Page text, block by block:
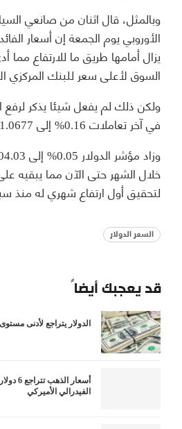
وبالمثل، قال اثنان من صانعي
الأوروبي يوم الجمعة إن أسعار
يزال أمامها طريق ما للارتفاع مما
السوق لأعلى سعر للبنك المركزي
ولكن ذلك لم يفعل شيئا يذكر لرفع
في آخر تعاملات 0.16% إلى 1.0677 دولار.
خلال الشهر حتى الآن مما يبقيه
لتحقيق أول ارتفاع شهري له منذ
السعر الدولار
قد يعجبك أيضاً
الدولار يتراجع لأدنى مستوى في
أسعار
الفيدرالي الأميركي